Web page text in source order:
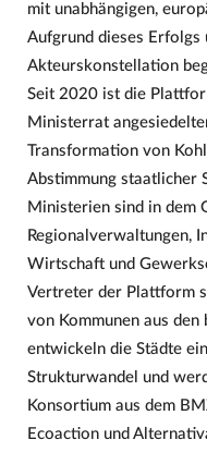
mit unabhängigen,
Aufgrund dieses Erfolgs
Akteurskonstellation
Seit 2020 ist die
Ministerrat
Transformation von
Abstimmung staatlicher
Ministerien sind in dem
Regionalverwaltungen,
Wirtschaft und
Vertreter der Plattform
von Kommunen aus den
entwickeln die Städte
Strukturwandel und
Konsortium aus dem
Ecoaction und